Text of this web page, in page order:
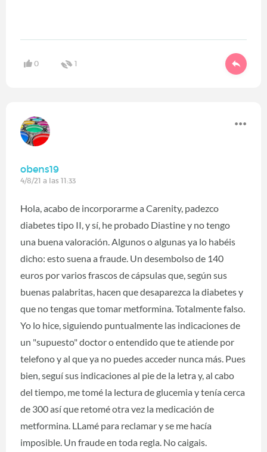
0 1
obens19
4/8/21 a las 11:33
Hola, acabo de incorporarme a Carenity, padezco
diabetes tipo II, y sí, he probado Diastine y no tengo
una buena valoración. Algunos o algunas ya lo habéis
dicho: esto suena a fraude. Un desembolso de 140
euros por varios frascos de cápsulas que, según sus
buenas palabritas, hacen que desaparezca la diabetes y
que no tengas que tomar metformina. Totalmente falso.
Yo lo hice, siguiendo puntualmente las indicaciones de
un "supuesto" doctor o entendido que te atiende por
telefono y al que ya no puedes acceder nunca más. Pues
bien, seguí sus indicaciones al pie de la letra y, al cabo
del tiempo, me tomé la lectura de glucemia y tenía cerca
de 300 así que retomé otra vez la medicación de
metformina. LLamé para reclamar y se me hacía
imposible. Un fraude en toda regla. No caigais.